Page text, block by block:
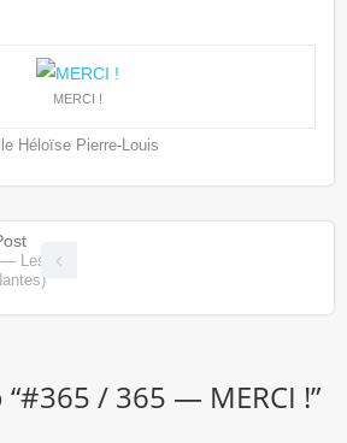
MERCI !
Héloïse Pierre-Louis
Les
#365 / 365 — MERCI !”